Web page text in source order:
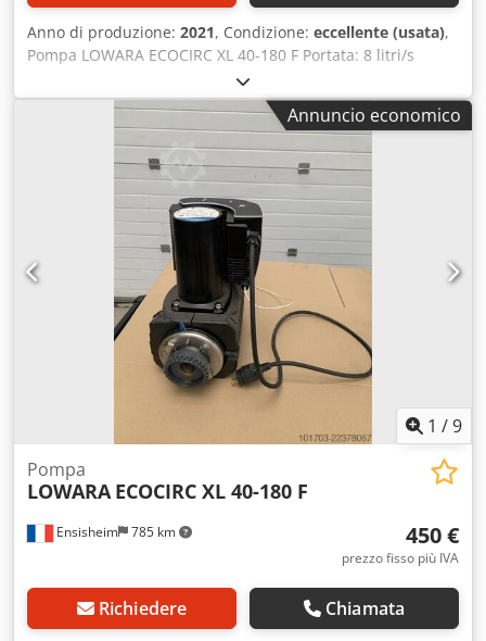
Anno di produzione: 2021, Condizione: eccellente (usata),
Pompa LOWARA ECOCIRC XL 40-180 F Portata: 8 litri/s
Flange DN40 Tensione: 230 V monofase Djdjzm Sw Espfx Al
Rsck (vedi dettagli tecnici nelle foto) Anno di costruzione:
2021 - Usata raramente
Annuncio economico
1 /9
Ensisheim 785 km
Pompa
LOWARA ECOCIRC XL 40-180 F
450 €
prezzo fisso più IVA
Richiedere Chiamata